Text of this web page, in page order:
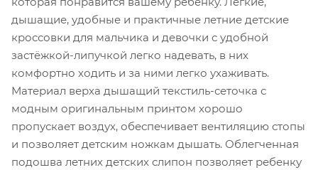
дышащие, удобные и практичные летние детские
кроссовки для мальчика и девочки с удобной
застёжкой-липучкой легко надевать, в них
комфортно ходить и за ними легко ухаживать.
Материал верха дышащий текстиль-сеточка с
модным оригинальным принтом хорошо
пропускает воздух, обеспечивает вентиляцию стопы
и позволяет детским ножкам дышать. Облегченная
подошва летних детских слипон позволяет ребенку